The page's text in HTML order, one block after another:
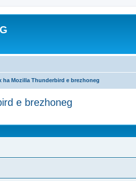
ha Mozilla Thunderbird e brezhoneg
e brezhoneg